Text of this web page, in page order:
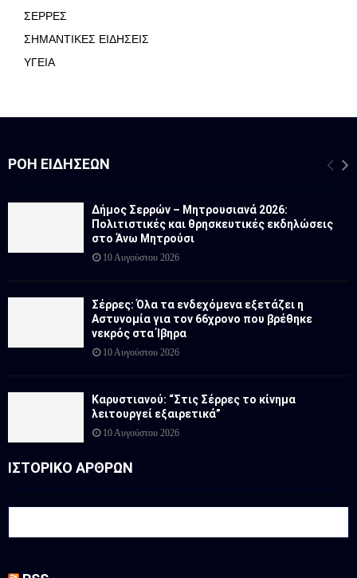
ΣΕΡΡΕΣ
ΣΗΜΑΝΤΙΚΕΣ ΕΙΔΗΣΕΙΣ
ΥΓΕΙΑ
ΡΟΉ ΕΙΔΉΣΕΩΝ
Δήμος Σερρών – Μητρουσιανά 2026:
Πολιτιστικές και θρησκευτικές εκδηλώσεις
στο Άνω Μητρούσι
10 Αυγούστου 2026
Σέρρες: Όλα τα ενδεχόμενα εξετάζει η
Αστυνομία για τον 66χρονο που βρέθηκε
νεκρός στα Ίβηρα
10 Αυγούστου 2026
Καρυστιανού: “Στις Σέρρες το κίνημα
λειτουργεί εξαιρετικά”
10 Αυγούστου 2026
ΙΣΤΟΡΙΚΟ ΑΡΘΡΩΝ